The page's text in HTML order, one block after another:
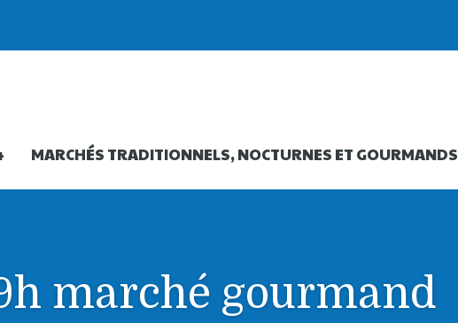
MARCHÉS TRADITIONNELS, NOCTURNES ET GOURMANDS
marché gourmand
gourmand